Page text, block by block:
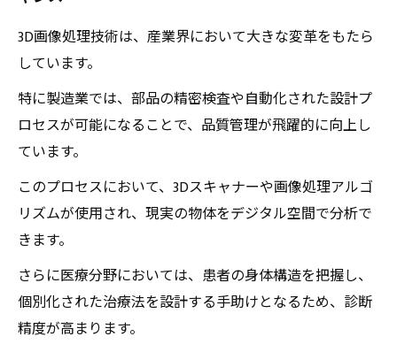
3D画像処理技術は、産業界において大きな変革をもたら
しています。
特に製造業では、部品の精密検査や自動化された設計プ
ロセスが可能になることで、品質管理が飛躍的に向上し
ています。
このプロセスにおいて、3Dスキャナーや画像処理アルゴ
リズムが使用され、現実の物体をデジタル空間で分析で
きます。
さらに医療分野においては、患者の身体構造を把握し、
個別化された治療法を設計する手助けとなるため、診断
精度が高まります。